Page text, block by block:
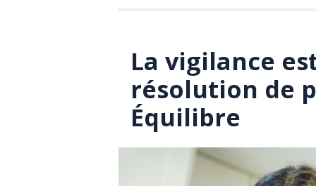
La vigilance
résolution de
Équilibre